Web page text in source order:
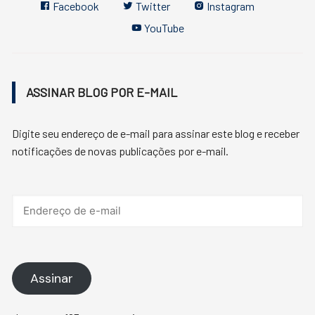
Facebook Twitter
Instagram
YouTube
ASSINAR BLOG POR E-MAIL
Digite seu endereço de e-mail para assinar este blog e receber
notificações de novas publicações por e-mail.
Assinar